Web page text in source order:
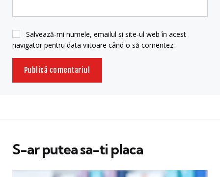
Salvează-mi numele, emailul și site-ul web în acest
navigator pentru data viitoare când o să comentez.
S-ar putea sa-ti placa